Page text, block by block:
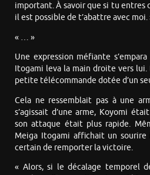
important. À savoir que si tu entres
il est possible de t’abattre avec moi.
« … »
Une expression méfiante
Itogami leva la main droite vers lui.
petite télécommande dotée d’un
Cela ne ressemblait pas à une
s’agissait d’une arme, Koyomi
son attaque était plus rapide.
Meiga Itogami affichait un sourire
certain de remporter la victoire.
« Alors, si le décalage temporel